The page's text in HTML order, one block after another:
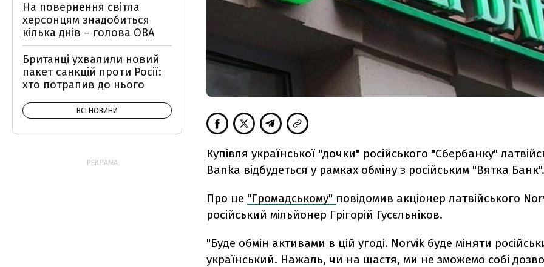
Купівля української "дочки" російського "Сбербанку"
Banka відбудеться у рамках обміну з російським "Вятка Банк".
Про це "Громадському" повідомив акціонер латвійського
російський мільйонер Грігорій Гусєльніков.
"Буде обмін активами в цій угоді. Norvik буде міняти
український. Нажаль, чи на щастя, ми не зможемо собі
На повернення світла
херсонцям знадобиться
кілька днів – голова ОВА
Британці ухвалили новий
пакет санкцій проти Росії:
хто потрапив до нього
ВСІ НОВИНИ
РЕКЛАМА: